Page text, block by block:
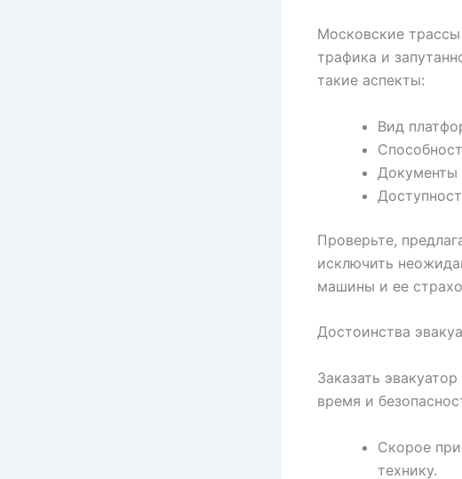
Московские
трафика и
такие аспекты:
Вид
Документы
Проверьте,
исключить
машины и ее
Достоинства
Заказать
время и
Скорое
технику.